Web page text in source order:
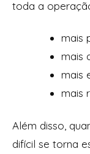
toda a
mais
mais
mais
mais
Além disso,
difícil se torna